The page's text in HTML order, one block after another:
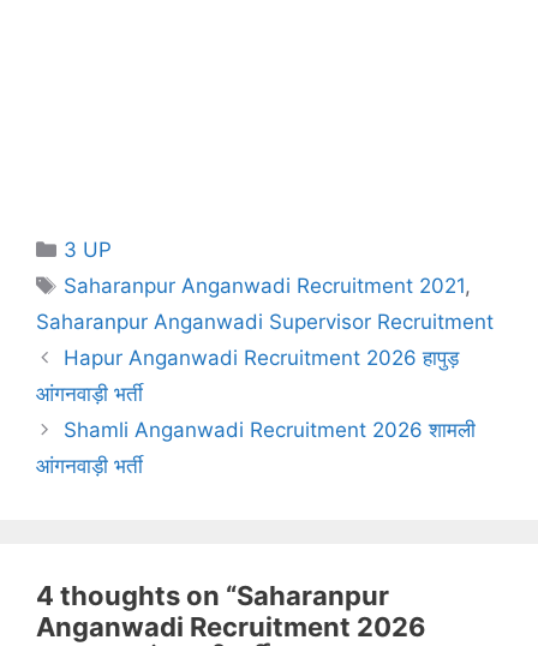
Categories
3 UP
Tags
Saharanpur Anganwadi Recruitment 2021,
Saharanpur Anganwadi Supervisor Recruitment
Hapur Anganwadi Recruitment 2026 हापुड़
आंगनवाड़ी भर्ती
Shamli Anganwadi Recruitment 2026 शामली
आंगनवाड़ी भर्ती
4 thoughts on “Saharanpur
Anganwadi Recruitment 2026